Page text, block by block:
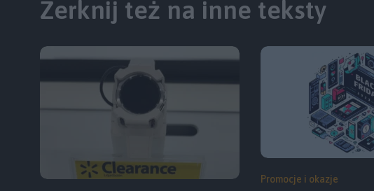
Zerknij też na inne teksty
Promocje i okazje